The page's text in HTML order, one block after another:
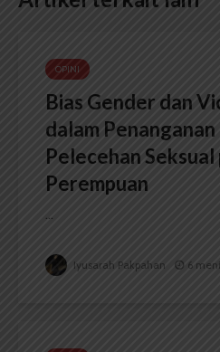
OPINI
Bias Gender dan
dalam Penanganan
Pelecehan Seksual
Perempuan
...
Iyusarah Pakpahan 6